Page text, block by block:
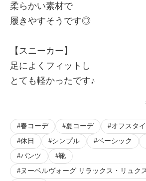
柔らかい素材で
履きやすそうです◎
【スニーカー】
足によくフィットし
とても軽かったです♪
春コーデ 夏コーデ オフスタ
休日
シンプル ベーシック
パンツ
靴
ヌーベルヴォーグ リラックス・リュク